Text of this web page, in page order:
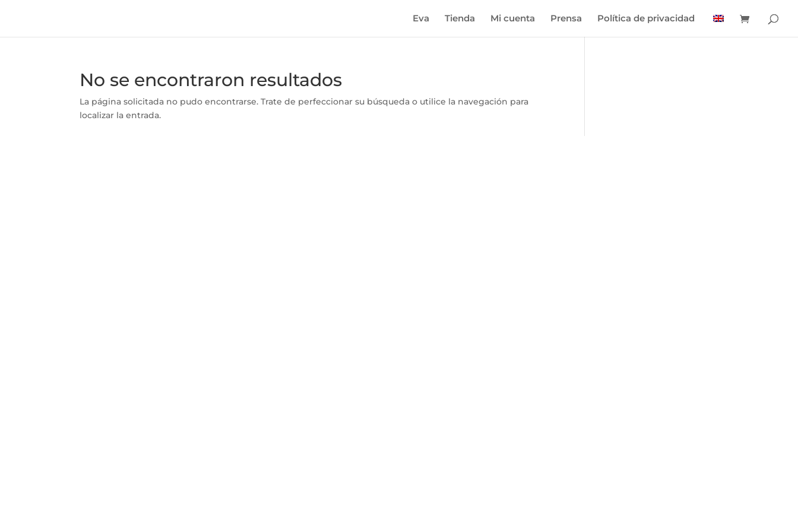
Eva Tienda Mi cuenta Prensa Política de privacidad
No se encontraron resultados
La página solicitada no pudo encontrarse. Trate de perfeccionar su búsqueda o utilice la navegación para
localizar la entrada.